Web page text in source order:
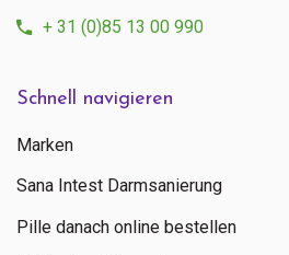
Schnell navigieren
Marken
Sana Intest Darmsanierung
Pille danach online bestellen
+ 31 (0)85 13 00 990